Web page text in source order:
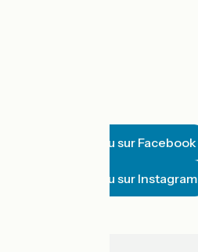
Suivre Matthieu sur Facebook
Suivre Matthieu sur Instagram